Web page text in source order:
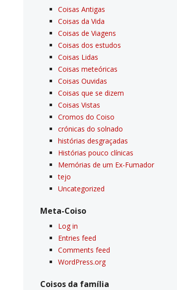
Coisas Antigas
Coisas da Vida
Coisas de Viagens
Coisas dos estudos
Coisas Lidas
Coisas meteóricas
Coisas Ouvidas
Coisas que se dizem
Coisas Vistas
Cromos do Coiso
crónicas do solnado
histórias desgraçadas
Histórias pouco clí­nicas
Memórias de um Ex-Fumador
tejo
Uncategorized
Meta-Coiso
Log in
Entries feed
Comments feed
WordPress.org
Coisos da famí­lia